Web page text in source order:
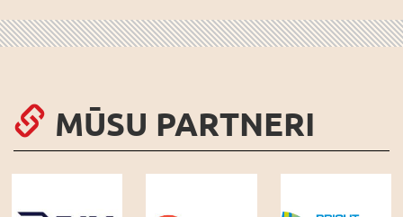
MŪSU PARTNERI